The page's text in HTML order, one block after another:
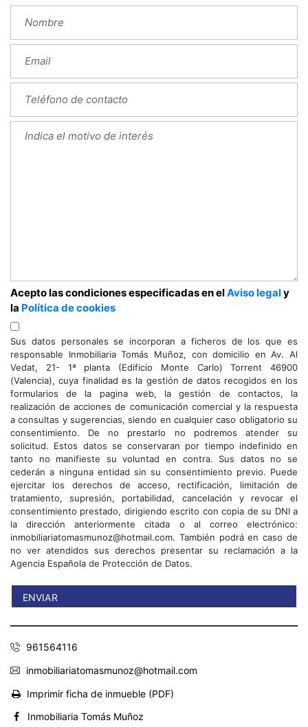
Acepto las condiciones especificadas en elAviso legaly
la Política de cookies
Sus datos personales se incorporan a ficheros de los que es
responsable Inmobiliaria Tomás Muñoz, con domicilio en Av. Al
Vedat, 21- 1ª planta (Edificio Monte Carlo) Torrent 46900
(Valencia), cuya finalidad es la gestión de datos recogidos en los
formularios de la pagina web, la gestión de contactos, la
realización de acciones de comunicación comercial y la respuesta
a consultas y sugerencias, siendo en cualquier caso obligatorio su
consentimiento. De no prestarlo no podremos atender su
solicitud. Estos datos se conservaran por tiempo indefinido en
tanto no manifieste su voluntad en contra. Sus datos no se
cederán a ninguna entidad sin su consentimiento previo. Puede
ejercitar los derechos de acceso, rectificación, limitación de
tratamiento, supresión, portabilidad, cancelación y revocar el
consentimiento prestado, dirigiendo escrito con copia de su DNI a
la dirección anteriormente citada o al correo electrónico:
inmobiliariatomasmunoz@hotmail.com. También podrá en caso de
no ver atendidos sus derechos presentar su reclamación a la
Agencia Española de Protección de Datos.
961564116
inmobiliariatomasmunoz@hotmail.com
Imprimir ficha de inmueble (PDF)
Inmobiliaria Tomás Muñoz